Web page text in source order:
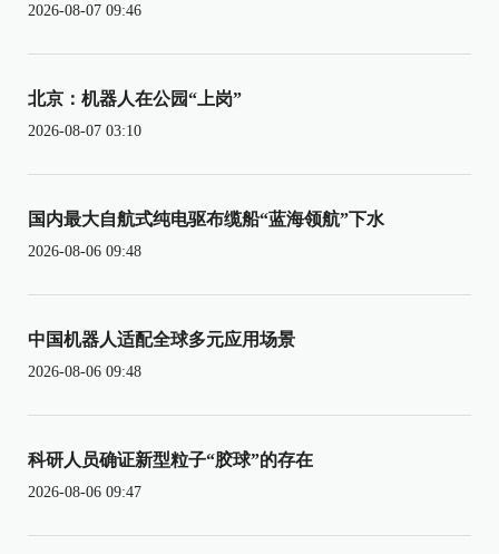
2026-08-07 09:46
北京：机器人在公园“上岗”
2026-08-07 03:10
国内最大自航式纯电驱布缆船“蓝海领航”下水
2026-08-06 09:48
中国机器人适配全球多元应用场景
2026-08-06 09:48
科研人员确证新型粒子“胶球”的存在
2026-08-06 09:47